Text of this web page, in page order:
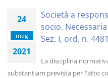
24
mag
2021
Società a
socio.
Sez. I, ord. n.
La disciplina
substantiam prevista per l'atto